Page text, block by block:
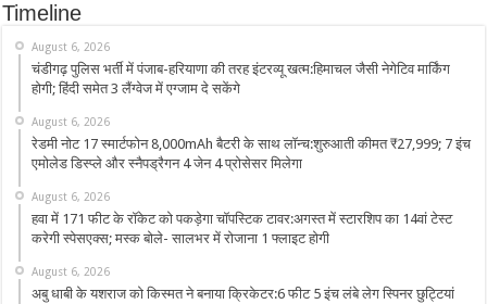
Timeline
August 6, 2026
चंडीगढ़ पुलिस भर्ती में पंजाब-हरियाणा की तरह इंटरव्यू खत्म:हिमाचल जैसी नेगेटिव मार्किंग
होगी; हिंदी समेत 3 लैंग्वेज में एग्जाम दे सकेंगे
August 6, 2026
रेडमी नोट 17 स्मार्टफोन 8,000mAh बैटरी के साथ लॉन्च:शुरुआती कीमत ₹27,999; 7 इंच
एमोलेड डिस्प्ले और स्नैपड्रैगन 4 जेन 4 प्रोसेसर मिलेगा
August 6, 2026
हवा में 171 फीट के रॉकेट को पकड़ेगा चॉपस्टिक टावर:अगस्त में स्टारशिप का 14वां टेस्ट
करेगी स्पेसएक्स; मस्क बोले- सालभर में रोजाना 1 फ्लाइट होगी
August 6, 2026
अबु धाबी के यशराज को किस्मत ने बनाया क्रिकेटर:6 फीट 5 इंच लंबे लेग स्पिनर छुट्टियां